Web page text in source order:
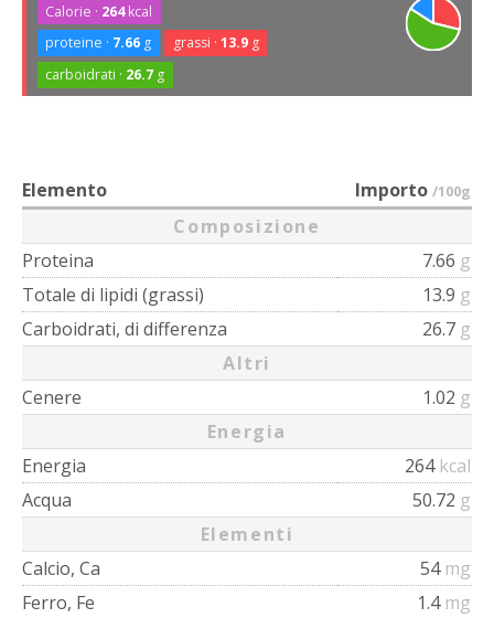
Calorie · 264kcal
proteine · 7.66 g grassi · 13.9g
carboidrati · 26.7 g
Elemento Importo /100g
Composizione
Proteina
7.66 g
Totale di lipidi (grassi)
13.9 g
Carboidrati, di differenza
26.7 g
Altri
Cenere
1.02 g
Energia
Energia
264 kcal
Acqua
50.72 g
Elementi
Calcio, Ca
54 mg
Ferro, Fe
1.4 mg